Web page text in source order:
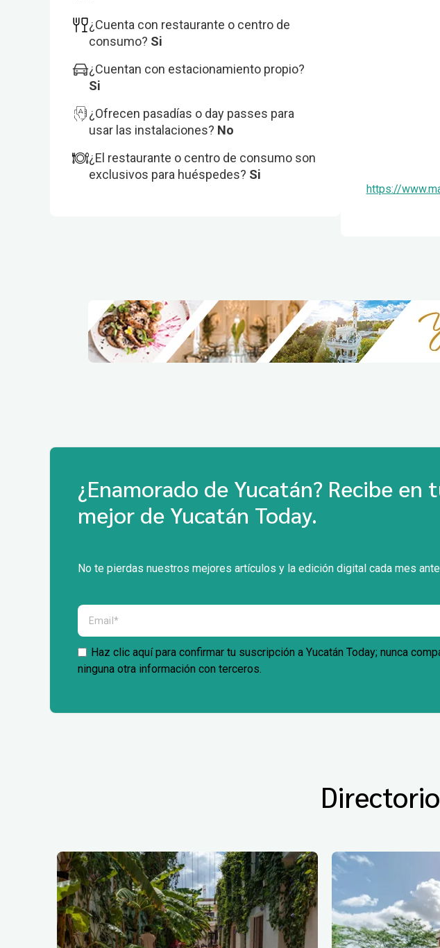
¿Cuenta con restaurante o centro de
consumo? Si
¿Cuentan con estacionamiento propio?
Si
¿Ofrecen pasadías o day passes para
usar las instalaciones? No
¿El restaurante o centro de consumo son
exclusivos para huéspedes? Si
https://
¿Enamorado de Yucatán? Recibe en
mejor de Yucatán Today.
No te pierdas nuestros mejores artículos y la edición digital cada mes
Haz clic aquí para confirmar tu suscripción a Yucatán Today; nunca
ninguna otra información con terceros.